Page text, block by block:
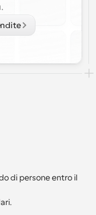
di persone entro il